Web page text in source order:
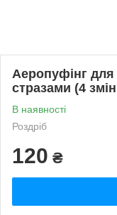
Аеропуфінг для
стразами (4
В наявності
Роздріб
120 ₴